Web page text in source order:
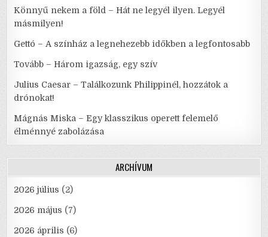
Könnyű nekem a föld – Hát ne legyél ilyen. Legyél
másmilyen!
Gettó – A színház a legnehezebb időkben a legfontosabb
Tovább – Három igazság, egy szív
Julius Caesar – Találkozunk Philippinél, hozzátok a
drónokat!
Mágnás Miska – Egy klasszikus operett felemelő
élménnyé zabolázása
ARCHÍVUM
2026 július (2)
2026 május (7)
2026 április (6)